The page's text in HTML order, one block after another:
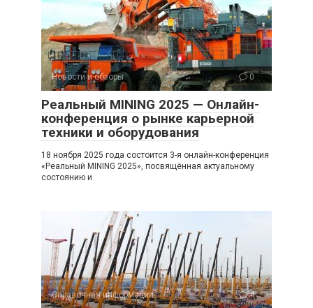
Новости и обзоры 0
Реальный MINING 2025 — Онлайн-
конференция о рынке карьерной
техники и оборудования
18 ноября 2025 года состоится 3-я онлайн-конференция
«Реальный MINING 2025», посвящённая актуальному
состоянию и
Справочная информация 4